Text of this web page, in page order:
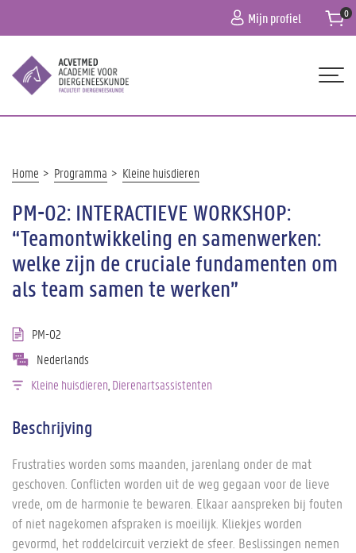
inhoud
Mijn profiel
OVER ONS
PRAKTISCHE INFO
CONTACT
Kruimelpad
Home Programma Kleine huisdieren
PM-02: INTERACTIEVE WORKSHOP:
“Teamontwikkeling en samenwerken:
welke zijn de cruciale fundamenten om
als team samen te werken”
PM-02
Nederlands
Kleine huisdieren Dierenartsassistenten
Beschrijving
Frustraties worden soms maanden, jarenlang onder de mat
geschoven. Conflicten worden uit de weg gegaan voor de lieve
vrede, om de harmonie te bewaren. Elkaar aanspreken bij fouten
of niet nagekomen afspraken is moeilijk. Kliekjes worden
gevormd, het roddelcircuit verziekt de sfeer. Beslissingen nemen